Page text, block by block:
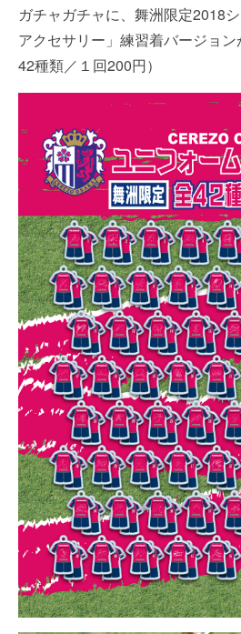
ガチャガチャに、舞洲限定2018
アクセサリー」練習着バージョ
42種類／１回200円）